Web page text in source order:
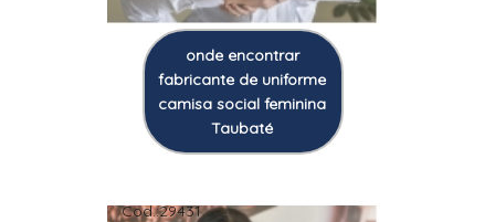
onde encontrar
fabricante de uniforme
camisa social feminina
Taubaté
Cod.:29431